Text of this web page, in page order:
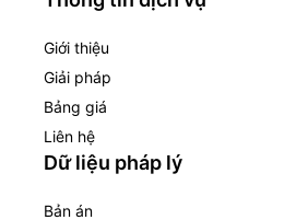
Giới thiệu
Giải pháp
Bảng giá
Liên hệ
Dữ liệu pháp lý
Bản án